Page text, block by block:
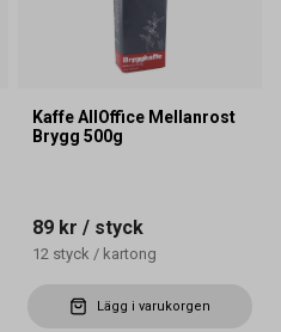
Kaffe AllOffice Mellanrost
Brygg 500g
89 kr / styck
12 styck / kartong
Lägg i varukorgen